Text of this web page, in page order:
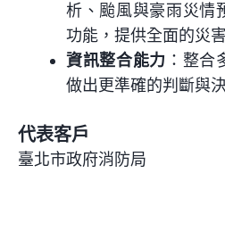
析、颱風與豪雨災情
功能，提供全面的災
資訊整合能力 ：整合
做出更準確的判斷與
代表客戶
臺北市政府消防局